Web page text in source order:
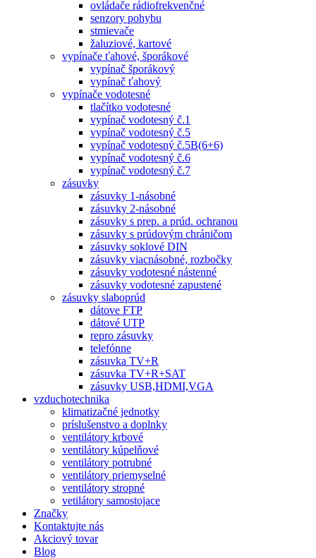
ovládače rádiofrekvenčné
senzory pohybu
stmievače
žaluziové, kartové
vypínače ťahové, šporákové
vypínač šporákový
vypínač ťahový
vypínače vodotesné
tlačítko vodotesné
vypínač vodotesný č.1
vypínač vodotesný č.5
vypínač vodotesný č.5B(6+6)
vypínač vodotesný č.6
vypínač vodotesný č.7
zásuvky
zásuvky 1-násobné
zásuvky 2-násobné
zásuvky s prep. a prúd. ochranou
zásuvky s prúdovým chráničom
zásuvky soklové DIN
zásuvky viacnásobné, rozbočky
zásuvky vodotesné nástenné
zásuvky vodotesné zapustené
zásuvky slaboprúd
dátove FTP
dátové UTP
repro zásuvky
telefónne
zásuvka TV+R
zásuvka TV+R+SAT
zásuvky USB,HDMI,VGA
vzduchotechnika
klimatizačné jednotky
príslušenstvo a doplnky
ventilátory krbové
ventilátory kúpelňové
ventilátory potrubné
ventilátory priemyselné
ventilátory stropné
vetilátory samostojace
Značky
Kontaktujte nás
Akciový tovar
Blog